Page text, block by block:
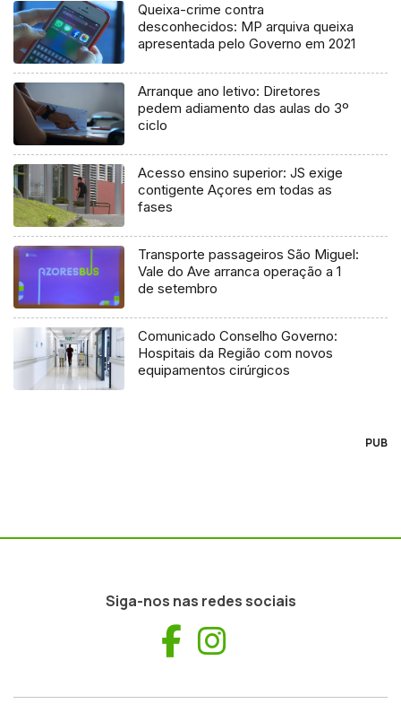
Queixa-crime contra
desconhecidos: MP arquiva queixa
apresentada pelo Governo em 2021
Arranque ano letivo: Diretores
pedem adiamento das aulas do 3º
ciclo
Acesso ensino superior: JS exige
contigente Açores em todas as
fases
Transporte passageiros São Miguel:
Vale do Ave arranca operação a 1
de setembro
Comunicado Conselho Governo:
Hospitais da Região com novos
equipamentos cirúrgicos
PUB
Siga-nos nas redes sociais
Facebook